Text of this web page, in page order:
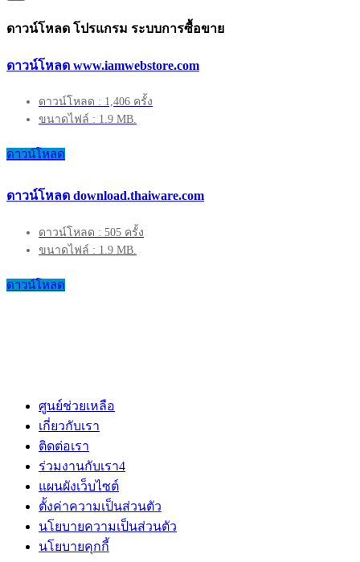
ดาวน์โหลด โปรแกรม ระบบการซื้อขาย
ดาวน์โหลด www.iamwebstore.com
ดาวน์โหลด : 1,406 ครั้ง
ขนาดไฟล์ : 1.9 MB.
ดาวน์โหลด
ดาวน์โหลด download.thaiware.com
ดาวน์โหลด : 505 ครั้ง
ขนาดไฟล์ : 1.9 MB.
ดาวน์โหลด
ศูนย์ช่วยเหลือ
เกี่ยวกับเรา
ติดต่อเรา
ร่วมงานกับเรา4
แผนผังเว็บไซต์
ตั้งค่าความเป็นส่วนตัว
นโยบายความเป็นส่วนตัว
นโยบายคุกกี้